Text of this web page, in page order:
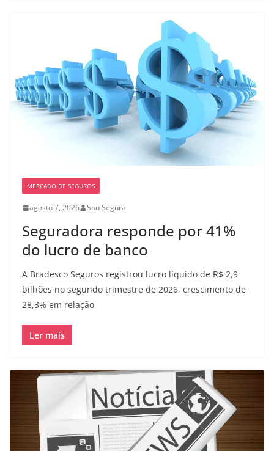
MERCADO DE SEGUROS
agosto 7, 2026 Sou Segura
Seguradora responde por 41%
do lucro de banco
A Bradesco Seguros registrou lucro líquido de R$ 2,9
bilhões no segundo trimestre de 2026, crescimento de
28,3% em relação
Ler mais